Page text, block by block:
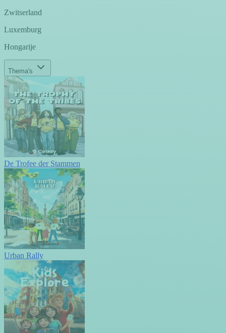
Zwitserland
Luxemburg
Hongarije
Thema's
De Trofee der Stammen
Urban Rally